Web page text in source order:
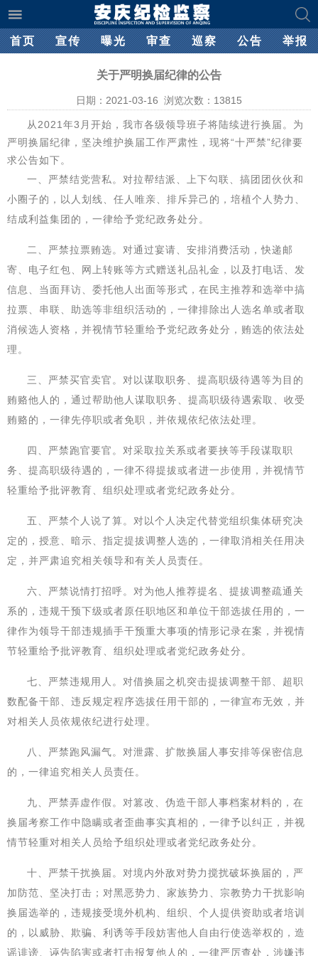
首页 宣传 曝光 审查 巡察 公告 举报
关于严明换届纪律的公告
日期：2021-03-16 浏览次数： 13815
从2021年3月开始，我市各级领导班子将陆续进行换届。为
严明换届纪律，坚决维护换届工作严肃性，现将“十严禁”纪律要
求公告如下。
一、严禁结党营私。对拉帮结派、上下勾联、搞团团伙伙和
小圈子的，以人划线、任人唯亲、排斥异己的，培植个人势力、
结成利益集团的，一律给予党纪政务处分。
二、严禁拉票贿选。对通过宴请、安排消费活动，快递邮
寄、电子红包、网上转账等方式赠送礼品礼金，以及打电话、发
信息、当面拜访、委托他人出面等形式，在民主推荐和选举中搞
拉票、串联、助选等非组织活动的，一律排除出人选名单或者取
消候选人资格，并视情节轻重给予党纪政务处分，贿选的依法处
理。
三、严禁买官卖官。对以谋取职务、提高职级待遇等为目的
贿赂他人的，通过帮助他人谋取职务、提高职级待遇索取、收受
贿赂的，一律先停职或者免职，并依规依纪依法处理。
四、严禁跑官要官。对采取拉关系或者要挟等手段谋取职
务、提高职级待遇的，一律不得提拔或者进一步使用，并视情节
轻重给予批评教育、组织处理或者党纪政务处分。
五、严禁个人说了算。对以个人决定代替党组织集体研究决
定的，授意、暗示、指定提拔调整人选的，一律取消相关任用决
定，并严肃追究相关领导和有关人员责任。
六、严禁说情打招呼。对为他人推荐提名、提拔调整疏通关
系的，违规干预下级或者原任职地区和单位干部选拔任用的，一
律作为领导干部违规插手干预重大事项的情形记录在案，并视情
节轻重给予批评教育、组织处理或者党纪政务处分。
七、严禁违规用人。对借换届之机突击提拔调整干部、超职
数配备干部、违反规定程序选拔任用干部的，一律宣布无效，并
对相关人员依规依纪进行处理。
八、严禁跑风漏气。对泄露、扩散换届人事安排等保密信息
的，一律追究相关人员责任。
九、严禁弄虚作假。对篡改、伪造干部人事档案材料的，在
换届考察工作中隐瞒或者歪曲事实真相的，一律予以纠正，并视
情节轻重对相关人员给予组织处理或者党纪政务处分。
十、严禁干扰换届。对境内外敌对势力搅扰破坏换届的，严
加防范、坚决打击；对黑恶势力、家族势力、宗教势力干扰影响
换届选举的，违规接受境外机构、组织、个人提供资助或者培训
的，以威胁、欺骗、利诱等手段妨害他人自由行使选举权的，造
谣诽谤、诬告陷害或者打击报复他人的，一律严厉查处，涉嫌违